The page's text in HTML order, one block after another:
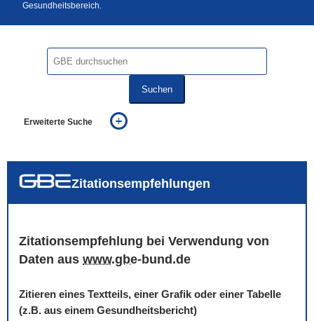
Gesundheitsbereich.
Suchen
Erweiterte Suche
auch in allen Texten suchen (Volltextsuche)
Zitationsempfehlungen
Zitationsempfehlung bei Verwendung von
Daten aus www.gbe-bund.de
Zitieren eines Textteils, einer Grafik oder einer Tabelle
(z.B. aus einem Gesundheitsbericht)